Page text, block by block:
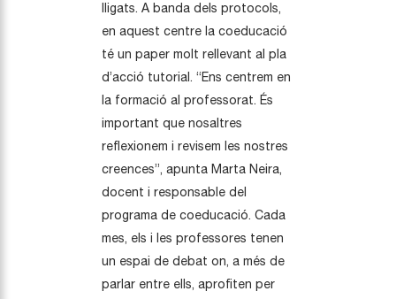
lligats. A banda dels protocols,
en aquest centre la coeducació
té un paper molt rellevant al pla
d’acció tutorial. “Ens centrem en
la formació al professorat. És
important que nosaltres
reflexionem i revisem les nostres
creences”, apunta Marta Neira,
docent i responsable del
programa de coeducació. Cada
mes, els i les professores tenen
un espai de debat on, a més de
parlar entre ells, aprofiten per